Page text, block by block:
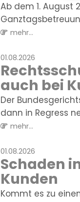
Ab dem 1. August
mehr...
01.08.2026
auch bei
Der
dann in Regress
mehr...
01.08.2026
Schaden
Kunden
Kommt es zu